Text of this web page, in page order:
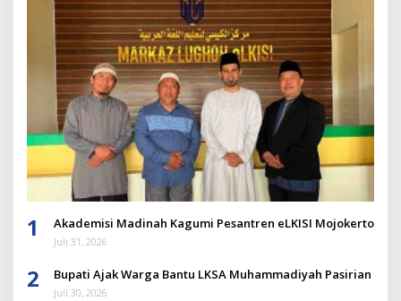
1 Akademisi Madinah Kagumi Pesantren eLKISI Mojokerto
Juli 31, 2026
2 Bupati Ajak Warga Bantu LKSA Muhammadiyah Pasirian
Juli 30, 2026